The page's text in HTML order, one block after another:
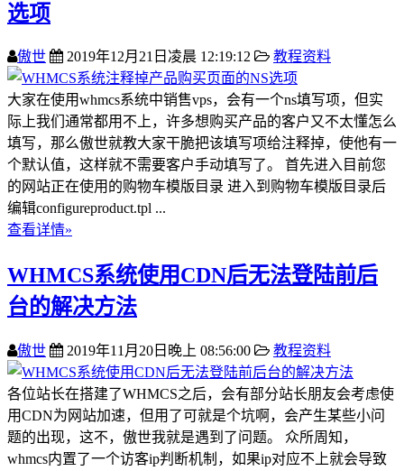
选项
傲世 2019年12月21日凌晨 12:19:12 教程资料
大家在使用whmcs系统中销售vps，会有一个ns填写项，但实
际上我们通常都用不上，许多想购买产品的客户又不太懂怎么
填写，那么傲世就教大家干脆把该填写项给注释掉，使他有一
个默认值，这样就不需要客户手动填写了。 首先进入目前您
的网站正在使用的购物车模版目录 进入到购物车模版目录后
编辑configureproduct.tpl ...
查看详情»
WHMCS系统使用CDN后无法登陆前后
台的解决方法
傲世 2019年11月20日晚上 08:56:00 教程资料
各位站长在搭建了WHMCS之后，会有部分站长朋友会考虑使
用CDN为网站加速，但用了可就是个坑啊，会产生某些小问
题的出现，这不，傲世我就是遇到了问题。 众所周知，
whmcs内置了一个访客ip判断机制，如果ip对应不上就会导致